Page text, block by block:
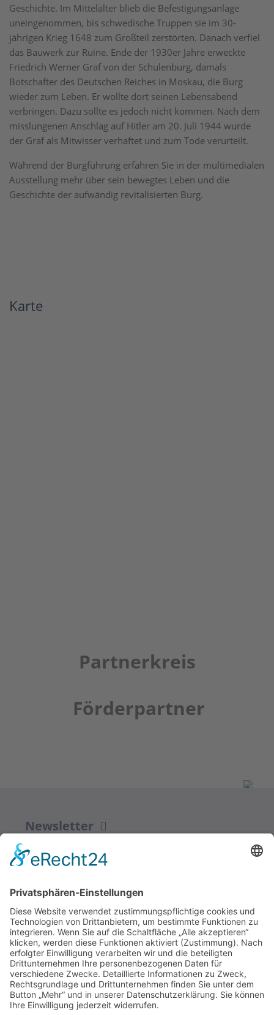
Geschichte. Im Mittelalter blieb die Befestigungsanlage
uneingenommen, bis schwedische Truppen sie im 30-
jährigen Krieg 1648 zum Großteil zerstörten. Danach verfiel
das Bauwerk zur Ruine. Ende der 1930er Jahre erweckte
Friedrich Werner Graf von der Schulenburg, damals
Botschafter des Deutschen Reiches in Moskau, die Burg
wieder zum Leben. Er wollte dort seinen Lebensabend
verbringen. Dazu sollte es jedoch nicht kommen. Nach dem
misslungenen Anschlag auf Hitler am 20. Juli 1944 wurde
der Graf als Mitwisser verhaftet und zum Tode verurteilt.
Während der Burgführung erfahren Sie in der multimedialen
Ausstellung mehr über sein bewegtes Leben und die
Geschichte der aufwändig revitalisierten Burg.
Karte
Partnerkreis
Förderpartner
Newsletter
ZUR ANMELDUNG
Redaktion bbkult.net
Centrum Bavaria Bohemia (CeBB)
Dr. Veronika Hofinger
Freyung 1, 92539 Schönsee
Tel.:+49 (0)9674 / 92 48 78
veronika.hofinger@cebb.de